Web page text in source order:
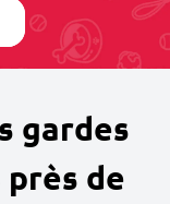
gardes
de